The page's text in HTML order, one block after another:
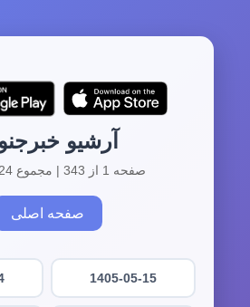
آرشیو
صفحه 1 از 343 | مجموع 3424 آرشیو
صفحه اصلی
1405-05-15